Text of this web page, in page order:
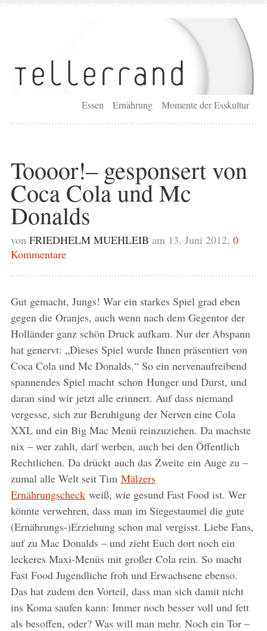
Essen Ernährung Momente der Esskultur
Toooor!– gesponsert von
Coca Cola und Mc
Donalds
von FRIEDHELM MUEHLEIB am 13. Juni 2012, 0
Kommentare
Gut gemacht, Jungs! War ein starkes Spiel grad eben
gegen die Oranjes, auch wenn nach dem Gegentor der
Holländer ganz schön Druck aufkam. Nur der Abspann
hat genervt: „Dieses Spiel wurde Ihnen präsentiert von
Coca Cola und Mc Donalds.“ So ein nervenaufreibend
spannendes Spiel macht schon Hunger und Durst, und
daran sind wir jetzt alle erinnert. Auf dass niemand
vergesse, sich zur Beruhigung der Nerven eine Cola
XXL und ein Big Mac Menü reinzuziehen. Da machste
nix – wer zahlt, darf werben, auch bei den Öffentlich
Rechtlichen. Da drückt auch das Zweite ein Auge zu –
zumal alle Welt seit Tim Mälzers
Ernährungscheckweiß, wie gesund Fast Food ist. Wer
könnte verwehren, dass man im Siegestaumel die gute
(Ernährungs-)Erziehung schon mal vergisst. Liebe Fans,
auf zu Mac Donalds – und zieht Euch dort noch ein
leckeres Maxi-Menüs mit großer Cola rein. So macht
Fast Food Jugendliche froh und Erwachsene ebenso.
Das hat zudem den Vorteil, dass man sich damit nicht
ins Koma saufen kann: Immer noch besser voll und fett
als besoffen, oder? Was will man mehr. Noch ein Tor –